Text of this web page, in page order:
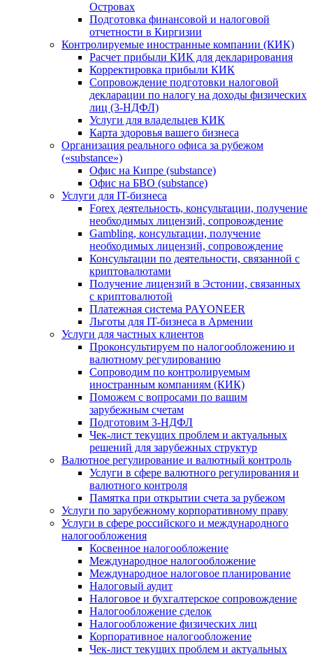
Островах
Подготовка финансовой и налоговой
отчетности в Киргизии
Контролируемые иностранные компании (КИК)
Расчет прибыли КИК для декларирования
Корректировка прибыли КИК
Сопровождение подготовки налоговой
декларации по налогу на доходы физических
лиц (3-НДФЛ)
Услуги для владельцев КИК
Карта здоровья вашего бизнеса
Организация реального офиса за рубежом
(«substance»)
Офис на Кипре (substance)
Офис на БВО (substance)
Услуги для IT-бизнеса
Forex деятельность, консультации, получение
необходимых лицензий, сопровождение
Gambling, консультации, получение
необходимых лицензий, сопровождение
Консультации по деятельности, связанной с
криптовалютами
Получение лицензий в Эстонии, связанных
с криптовалютой
Платежная система PAYONEER
Льготы для IT-бизнеса в Армении
Услуги для частных клиентов
Проконсультируем по налогообложению и
валютному регулированию
Сопроводим по контролируемым
иностранным компаниям (КИК)
Поможем с вопросами по вашим
зарубежным счетам
Подготовим 3-НДФЛ
Чек-лист текущих проблем и актуальных
решений для зарубежных структур
Валютное регулирование и валютный контроль
Услуги в сфере валютного регулирования и
валютного контроля
Памятка при открытии счета за рубежом
Услуги по зарубежному корпоративному праву
Услуги в сфере российского и международного
налогообложения
Косвенное налогообложение
Международное налогообложение
Международное налоговое планирование
Налоговый аудит
Налоговое и бухгалтерское сопровождение
Налогообложение сделок
Налогообложение физических лиц
Корпоративное налогообложение
Чек-лист текущих проблем и актуальных